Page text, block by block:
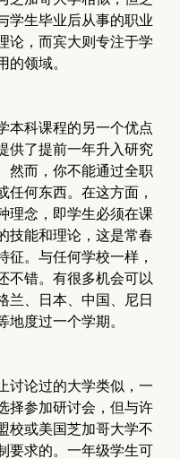
学生毕业后从事的职业
论，而宾大则专注于学
的领域。
本科课程的另一个优点
供了提前一年升入研究
然而，你不能通过全职
任何东西。在这方面，
理念，即学生必须在课
技能和理论，这是常春
征。与任何学校一样，
不错。有很多机会可以
兰、日本、中国、尼日
地度过一个学期。
讨论过的大学类似，一
择参加研讨会，但与许
校或美国芝加哥大学不
要求的。一年级学生可